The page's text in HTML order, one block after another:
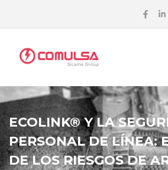
ECOLINK® Y LA
PERSONAL DE LÍNEA:
DE LOS RIESGOS DE